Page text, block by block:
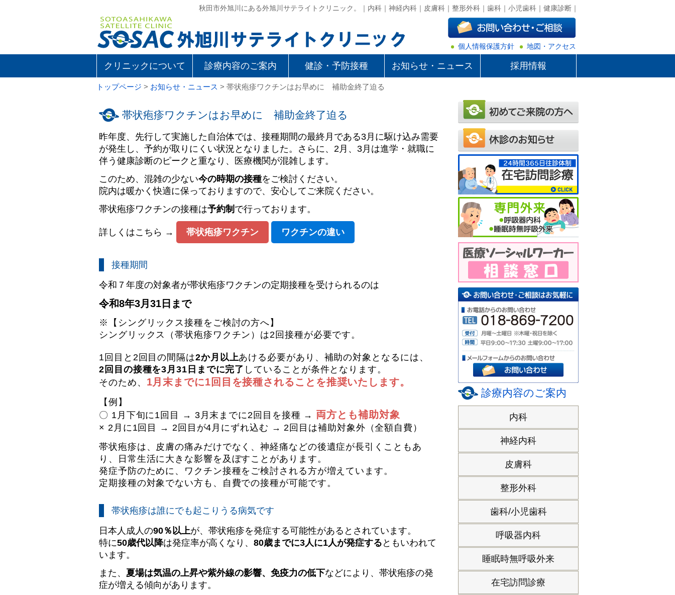
秋田市外旭川にある外旭川サテライトクリニック。｜内科｜神経内科｜皮膚科｜整形外科｜歯科｜小児歯科｜健康診断｜
個人情報保護方針 地図・アクセス
クリニックについて 診療内容のご案内 健診・予防接種 お知らせ・ニュース 採用情報
トップページ > お知らせ・ニュース > 帯状疱疹ワクチンはお早めに 補助金終了迫る
帯状疱疹ワクチンはお早めに 補助金終了迫る
昨年度、先行して実施した自治体では、接種期間の最終月である3月に駆け込み需要
が発生し、予約が取りにくい状況となりました。さらに、2月、3月は進学・就職に
伴う健康診断のピークと重なり、医療機関が混雑します。
このため、混雑の少ない今の時期の接種をご検討ください。
院内は暖かく快適に保っておりますので、安心してご来院ください。
帯状疱疹ワクチンの接種は予約制 で行っております。
詳しくはこちら → 帯状疱疹ワクチン ワクチンの違い
接種期間
令和７年度の対象者が帯状疱疹ワクチンの定期接種を受けられるのは
令和8年3月31日まで
※【シングリックス接種をご検討の方へ】
シングリックス（帯状疱疹ワクチン）は2回接種が必要です。
1回目と2回目の間隔は2か月以上あける必要があり、補助の対象となるには、
2回目の接種を3月31日までに完了 していることが条件となります。
そのため、 1月末までに1回目を接種されることを推奨いたします。
【例】
〇 1月下旬に1回目 → 3月末までに2回目を接種 → 両方とも補助対象
× 2月に1回目 → 2回目が4月にずれ込む → 2回目は補助対象外（全額自費）
帯状疱疹は、皮膚の痛みだけでなく、神経痛などの後遺症が長引くこともあ
り、日常生活に大きな影響を及ぼすことがあります。
発症予防のために、ワクチン接種をご検討される方が増えています。
定期接種の対象でない方も、自費での接種が可能です。
帯状疱疹は誰にでも起こりうる病気です
日本人成人の90％以上が、帯状疱疹を発症する可能性があるとされています。
特に50歳代以降は発症率が高くなり、 80歳までに3人に1人が発症する ともいわれて
います。
また、 夏場は気温の上昇や紫外線の影響、免疫力の低下などにより、帯状疱疹の発
症が増える傾向があります。
診療内容のご案内
内科
神経内科
皮膚科
整形外科
歯科/小児歯科
呼吸器内科
睡眠時無呼吸外来
在宅訪問診療